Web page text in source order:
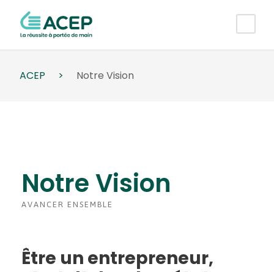
ACEP > Notre Vision
Notre Vision
AVANCER ENSEMBLE
Être un entrepreneur,